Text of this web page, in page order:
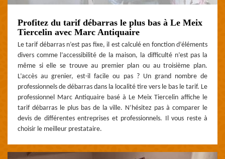
Profitez du tarif débarras le plus bas à Le Meix
Tiercelin avec Marc Antiquaire
Le tarif débarras n’est pas fixe, il est calculé en fonction d’éléments
divers comme l’accessibilité de la maison, la difficulté n’est pas la
même si elle se trouve au premier plan ou au troisième plan.
L’accès au grenier, est-il facile ou pas ? Un grand nombre de
professionnels de débarras dans la localité tire vers le bas le tarif. Le
professionnel Marc Antiquaire basé à Le Meix Tiercelin affiche le
tarif débarras le plus bas de la ville. N’hésitez pas à comparer le
devis de différentes entreprises et professionnels. Il vous reste à
choisir le meilleur prestataire.